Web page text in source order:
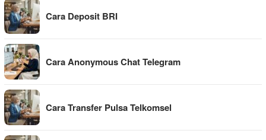
Cara Deposit BRI
Cara Anonymous Chat Telegram
Cara Transfer Pulsa Telkomsel